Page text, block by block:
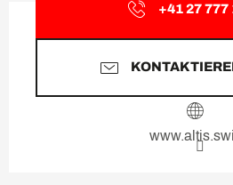
+41 27 777